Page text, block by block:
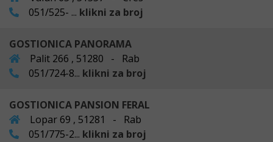
051/525- ... klikni za broj
GOSTIONICA PANORAMA
Palit 266 , 51280 - Rab
051/724-8... klikni za broj
GOSTIONICA PANSION FERAL
Lopar 69 , 51281 - Rab
051/775-2... klikni za broj